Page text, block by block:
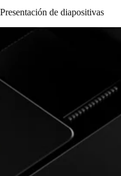
Presentación de diapositivas